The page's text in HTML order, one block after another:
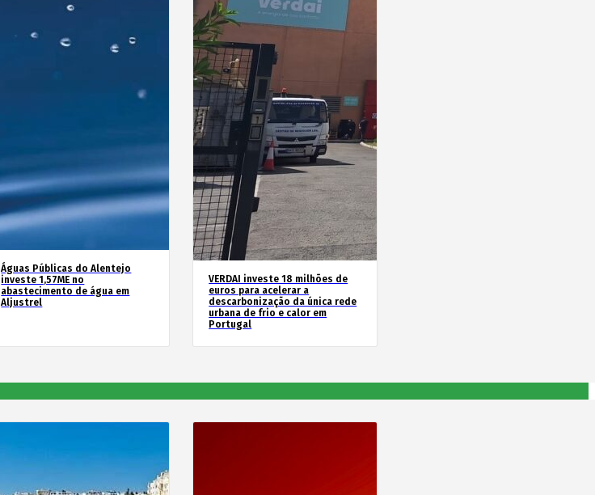
Águas Públicas do Alentejo
investe 1,57ME no
abastecimento de água em
Aljustrel
VERDAI investe 18 milhões de
euros para acelerar a
descarbonização da única rede
urbana de frio e calor em
Portugal